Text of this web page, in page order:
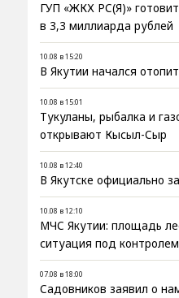
ГУП «ЖКХ РС(Я)»
в 3,3 миллиарда рублей
10.08 в 15:20
В Якутии начался
10.08 в 15:01
Тукуланы, рыбалка и
открывают Кысыл-Сыр
10.08 в 12:40
В Якутске официально
10.08 в 12:10
МЧС Якутии: площадь
ситуация под контролем
07.08 в 18:00
Садовников заявил о